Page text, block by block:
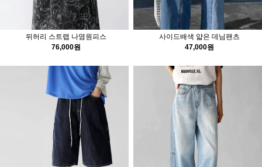
뒤허리 스트랩 나염원피스
76,000원
사이드배색 얇은 데님팬츠
47,000원